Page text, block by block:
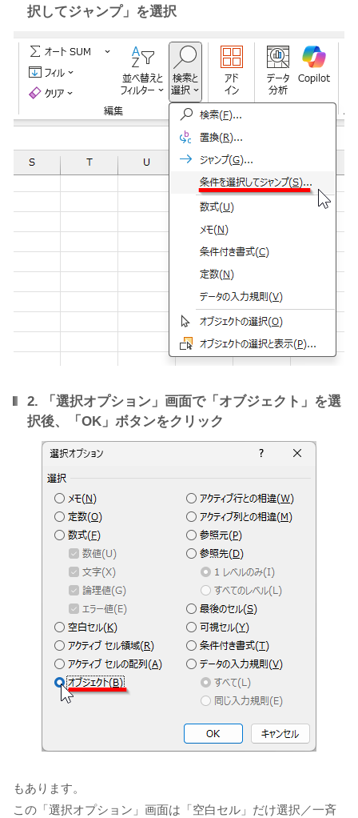
択してジャンプ」を選択
2. 「選択オプション」画面で「オブジェクト」を選
択後、「OK」ボタンをクリック
もあります。
この「選択オプション」画面は「空白セル」だけ選択／一斉